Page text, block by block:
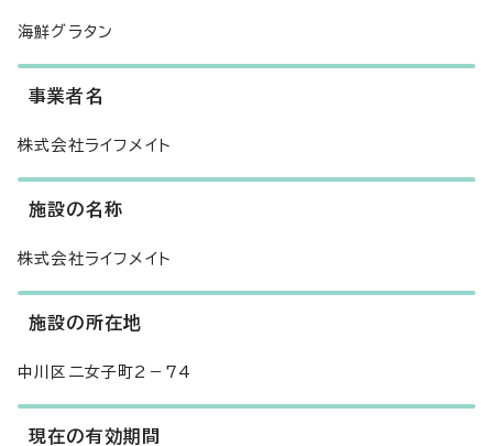
海鮮グラタン
事業者名
株式会社ライフメイト
施設の名称
株式会社ライフメイト
施設の所在地
中川区二女子町2－74
現在の有効期間